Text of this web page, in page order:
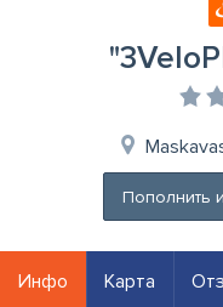
Пополнить
Инфо Карта